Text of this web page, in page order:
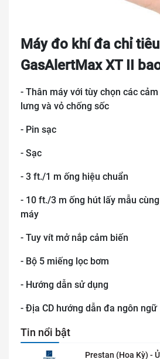
Máy đo khí đa chỉ tiêu
GasAlertMax XT II
- Thân máy với tùy chọn các
lưng và vỏ chống sốc
- Pin sạc
- Sạc
- 3 ft./1 m ống hiệu chuẩn
- 10 ft./3 m ống hút lấy mẫu
máy
- Tuy vít mở nắp cảm biến
- Bộ 5 miếng lọc bơm
- Hướng dẫn sử dụng
- Địa CD hướng dẫn đa ngôn ngữ
Tin nổi bật
Prestan (Hoa Kỳ) -